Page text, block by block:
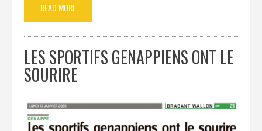
READ MORE
LES SPORTIFS GENAPPIENS ONT LE
SOURIRE